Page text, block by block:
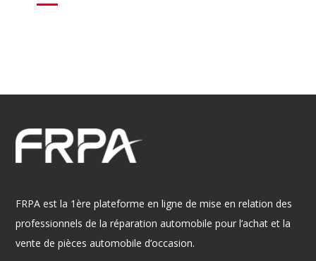
FRPA est la 1ère plateforme en ligne de mise en relation des
professionnels de la réparation automobile pour l’achat et la
vente de pièces automobile d’occasion.